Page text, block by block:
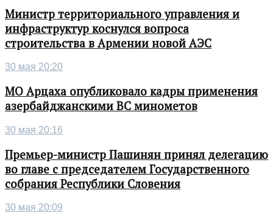
Министр территориального управления и
инфраструктур коснулся вопроса
строительства в Армении новой АЭС
30 мая 20:20
МО Арцаха опубликовало кадры применения
азербайджанскими ВС минометов
30 мая 20:16
Премьер-министр Пашинян принял делегацию
во главе с председателем Государственного
собрания Республики Словения
30 мая 20:09